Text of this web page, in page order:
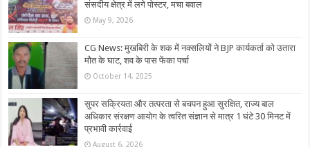
संसदीय क्षेत्र में लगे पोस्टर, मचा बवाल
May 9, 2026
CG News: मुखबिरी के शक में नक्सलियों ने BJP कार्यकर्ता को उतारा
मौत के घाट, शव के पास फेंका पर्चा
October 14, 2025
सुपर सक्रियता और तत्परता से बचपन हुआ सुरक्षित, राज्य बाल
अधिकार संरक्षण आयोग के त्वरित संज्ञान से मात्र 1 घंटे 30 मिनट में
प्रभावी कार्रवाई
August 6, 2026